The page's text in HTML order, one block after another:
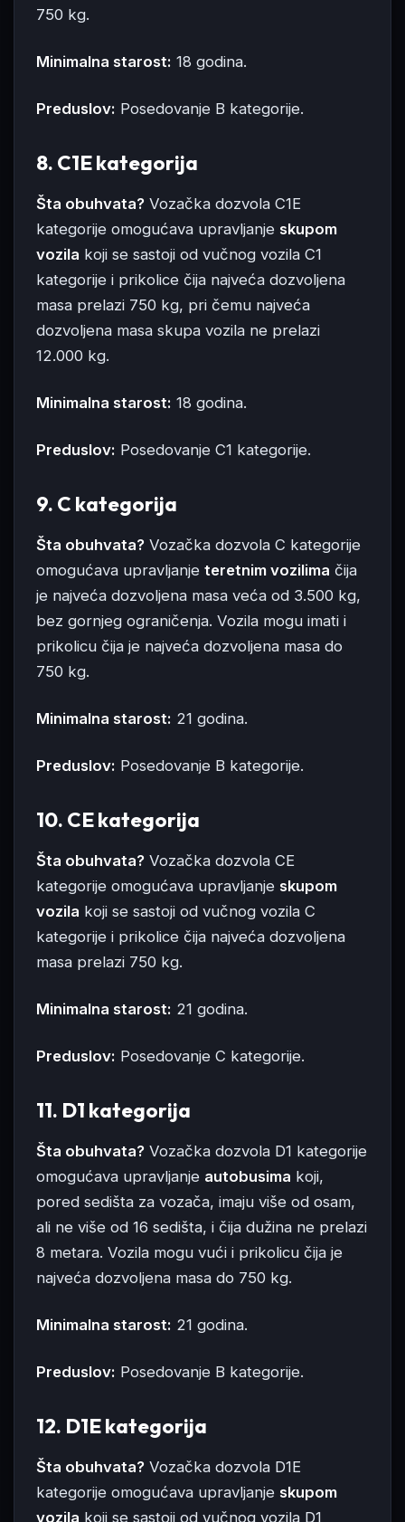
750 kg.
Minimalna starost: 18 godina.
Preduslov: Posedovanje B kategorije.
8. C1E kategorija
Šta obuhvata? Vozačka dozvola C1E
kategorije omogućava upravljanje skupom
vozila koji se sastoji od vučnog vozila C1
kategorije i prikolice čija najveća dozvoljena
masa prelazi 750 kg, pri čemu najveća
dozvoljena masa skupa vozila ne prelazi
12.000 kg.
Minimalna starost: 18 godina.
Preduslov: Posedovanje C1 kategorije.
9. C kategorija
Šta obuhvata? Vozačka dozvola C kategorije
omogućava upravljanje teretnim vozilima čija
je najveća dozvoljena masa veća od 3.500 kg,
bez gornjeg ograničenja. Vozila mogu imati i
prikolicu čija je najveća dozvoljena masa do
750 kg.
Minimalna starost: 21 godina.
Preduslov: Posedovanje B kategorije.
10. CE kategorija
Šta obuhvata? Vozačka dozvola CE
kategorije omogućava upravljanje skupom
vozila koji se sastoji od vučnog vozila C
kategorije i prikolice čija najveća dozvoljena
masa prelazi 750 kg.
Minimalna starost: 21 godina.
Preduslov: Posedovanje C kategorije.
11. D1 kategorija
Šta obuhvata? Vozačka dozvola D1 kategorije
omogućava upravljanje autobusima koji,
pored sedišta za vozača, imaju više od osam,
ali ne više od 16 sedišta, i čija dužina ne prelazi
8 metara. Vozila mogu vući i prikolicu čija je
najveća dozvoljena masa do 750 kg.
Minimalna starost: 21 godina.
Preduslov: Posedovanje B kategorije.
12. D1E kategorija
Šta obuhvata? Vozačka dozvola D1E
kategorije omogućava upravljanje skupom
vozila koji se sastoji od vučnog vozila D1